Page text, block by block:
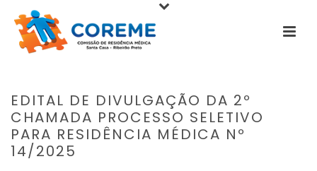
EDITAL DE DIVULGAÇÃO DA 2º
CHAMADA PROCESSO SELETIVO
PARA RESIDÊNCIA MÉDICA Nº
14/2025